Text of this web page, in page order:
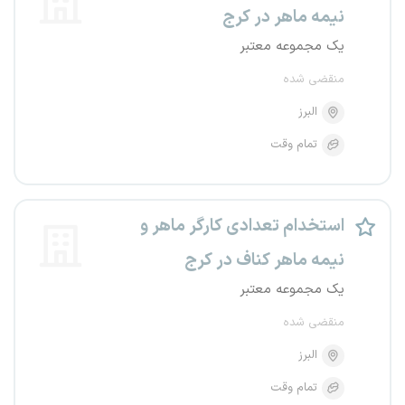
نیمه ماهر در کرج
یک مجموعه معتبر
منقضی شده
البرز
تمام وقت
استخدام تعدادی کارگر ماهر و
نیمه ماهر کناف در کرج
یک مجموعه معتبر
منقضی شده
البرز
تمام وقت